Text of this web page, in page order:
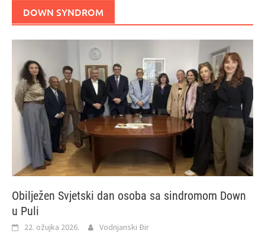
DOWN SYNDROM
Obilježen Svjetski dan osoba sa sindromom Down
u Puli
22. ožujka 2026. Vodnjanski Đir